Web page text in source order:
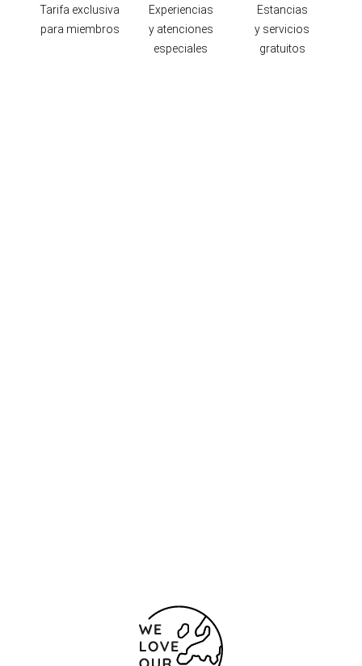
Tarifa exclusiva
para miembros
Experiencias
y atenciones
especiales
Estancias
y servicios
gratuitos